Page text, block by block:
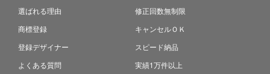
選ばれる理由
商標登録
登録デザイナー
よくある質問
修正回数無制限
キャンセルＯＫ
スピード納品
実績1万件以上